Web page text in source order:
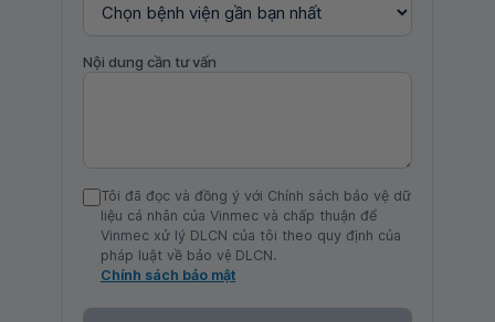
Nội dung cần tư vấn
Tôi đã đọc và đồng ý với Chính sách bảo vệ dữ
liệu cá nhân của Vinmec và chấp thuận để
Vinmec xử lý DLCN của tôi theo quy định của
pháp luật về bảo vệ DLCN.
Chính sách bảo mật